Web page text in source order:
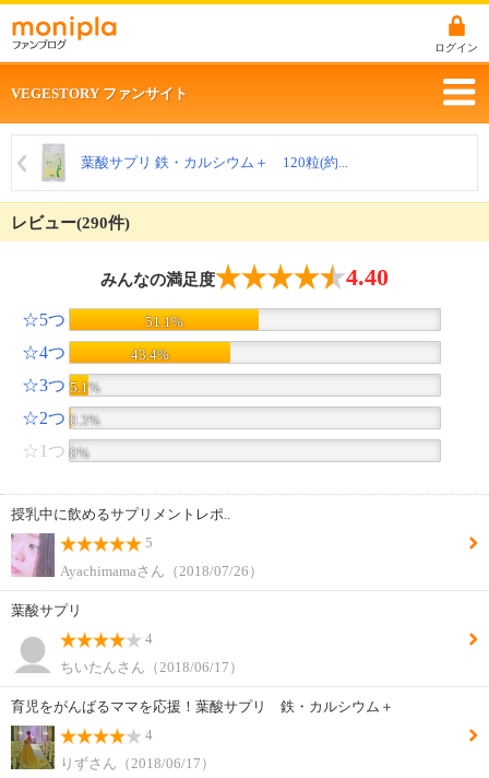
ログイン
VEGESTORY ファンサイト
葉酸サプリ 鉄・カルシウム＋ 120粒(約...
レビュー(290件)
みんなの満足度 4.40
☆5つ 51.1%
☆4つ 43.4%
☆3つ 5.1%
☆2つ 0.3%
☆1つ 0%
授乳中に飲めるサプリメントレポ..
5
Ayachimamaさん（2018/07/26）
葉酸サプリ
4
ちいたんさん（2018/06/17）
育児をがんばるママを応援！葉酸サプリ 鉄・カルシウム＋
4
りずさん（2018/06/17）